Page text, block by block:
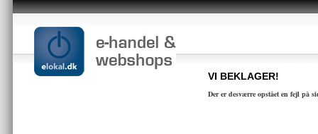
VI BEKLAGER!
Der er desværre opstået en fejl på